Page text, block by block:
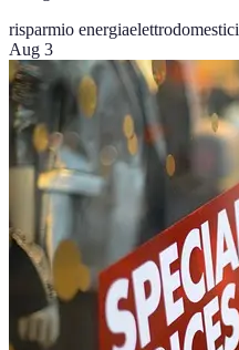
risparmio energiaelettrodomestici
Aug 3